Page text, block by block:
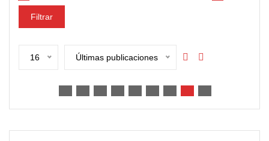
Filtrar
16 Últimas publicaciones